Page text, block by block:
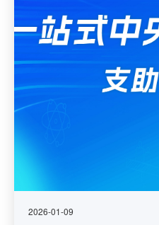
2026-01-09